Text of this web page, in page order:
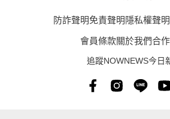
防詐聲明免責聲明隱私權聲明
會員條款關於我們合
追蹤NOWNEWS今日